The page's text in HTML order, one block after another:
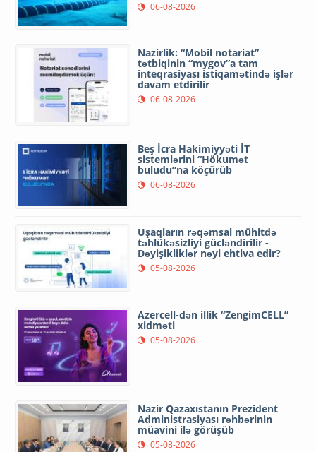
06-08-2026
Nazirlik: “Mobil notariat”
tətbiqinin “mygov”a tam
inteqrasiyası istiqamətində işlər
davam etdirilir
06-08-2026
Beş İcra Hakimiyyəti İT
sistemlərini “Hökumət
buludu”na köçürüb
06-08-2026
Uşaqların rəqəmsal mühitdə
təhlükəsizliyi gücləndirilir -
Dəyişikliklər nəyi ehtiva edir?
05-08-2026
Azercell-dən illik “ZengimCELL”
xidməti
05-08-2026
Nazir Qazaxıstanın Prezident
Administrasiyası rəhbərinin
müavini ilə görüşüb
05-08-2026